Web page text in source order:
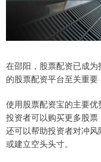
在邵阳，股票配资已成
的股票配资平台至关重要
使用股票配资宝的主要优
投资者可以购买更多股
还可以帮助投资者对冲
或建立空头头寸。